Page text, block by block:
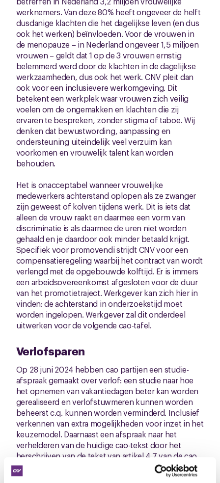
werknemers. Van deze 80% heeft ongeveer de helft
dusdanige klachten die het dagelijkse leven (en dus
ook het werken) beïnvloeden. Voor de vrouwen in
de menopauze – in Nederland ongeveer 1,5 miljoen
vrouwen – geldt dat 1 op de 3 vrouwen ernstig
belemmerd werd door de klachten in de dagelijkse
werkzaamheden, dus ook het werk. CNV pleit dan
ook voor een inclusievere werkomgeving. Dit
betekent een werkplek waar vrouwen zich veilig
voelen om de ongemakken en klachten die zij
ervaren te bespreken, zonder stigma of taboe. Wij
denken dat bewustwording, aanpassing en
ondersteuning uiteindelijk veel verzuim kan
voorkomen en vrouwelijk talent kan worden
behouden.
Het is onacceptabel wanneer vrouwelijke
medewerkers achterstand oplopen als ze zwanger
zijn geweest of kolven tijdens werk. Dit is iets dat
alleen de vrouw raakt en daarmee een vorm van
discriminatie is als daarmee de uren niet worden
gehaald en je daardoor ook minder betaald krijgt.
Specifiek voor promovendi strijdt CNV voor een
compensatieregeling waarbij het contract van wordt
verlengd met de opgebouwde kolftijd. Er is immers
een arbeidsovereenkomst afgesloten voor de duur
van het promotietraject. Werkgever kan zich hier in
vinden: de achterstand in onderzoekstijd moet
worden ingelopen. Werkgever zal dit onderdeel
uitwerken voor de volgende cao-tafel.
Verlofsparen
Op 28 juni 2024 hebben cao partijen een studie-
afspraak gemaakt over verlof: een studie naar hoe
het opnemen van vakantiedagen beter kan worden
gerealiseerd en verlofstuwmeren kunnen worden
beheerst c.q. kunnen worden verminderd. Inclusief
verkennen van extra mogelijkheden voor inzet in het
keuzemodel. Daarnaast een afspraak naar het
verhelderen van de huidige cao-tekst door het
herschrijven van de tekst van artikel 4.7 van de cao,
waarbij het opnemen van verlof beter uitvoerbaar
wordt. In deze studie worden ook de voor- en